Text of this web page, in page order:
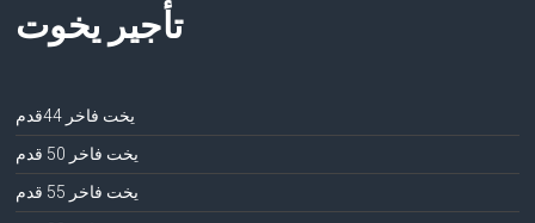
تأجير يخوت
يخت فاخر 44قدم
يخت فاخر 50 قدم
يخت فاخر 55 قدم